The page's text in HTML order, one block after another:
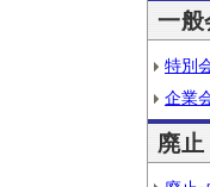
一般
特別
企業
廃止